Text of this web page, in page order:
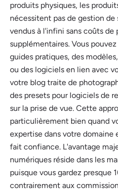
produits physiques, les
nécessitent pas de gestion
vendus à l'infini sans coûts de
supplémentaires. Vous
guides pratiques, des
ou des logiciels en lien avec
votre blog traite de
des presets pour logiciels de
sur la prise de vue. Cette
particulièrement bien quand
expertise dans votre domaine
fait confiance. L'avantage
numériques réside dans les
puisque vous gardez presque
contrairement aux